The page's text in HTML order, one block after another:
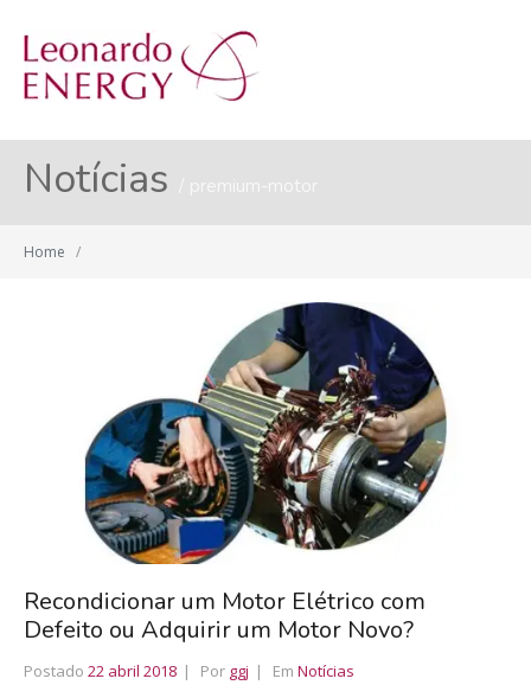
Notícias premium-motor
Home /
Recondicionar um Motor Elétrico com
Defeito ou Adquirir um Motor Novo?
Postado 22 abril 2018 Por ggj Em Notícias